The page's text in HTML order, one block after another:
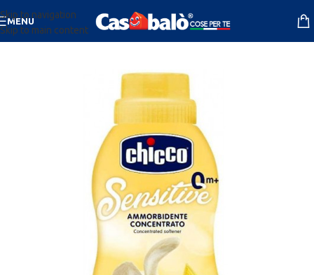
Skip to navigation
Skip to main content
MENU